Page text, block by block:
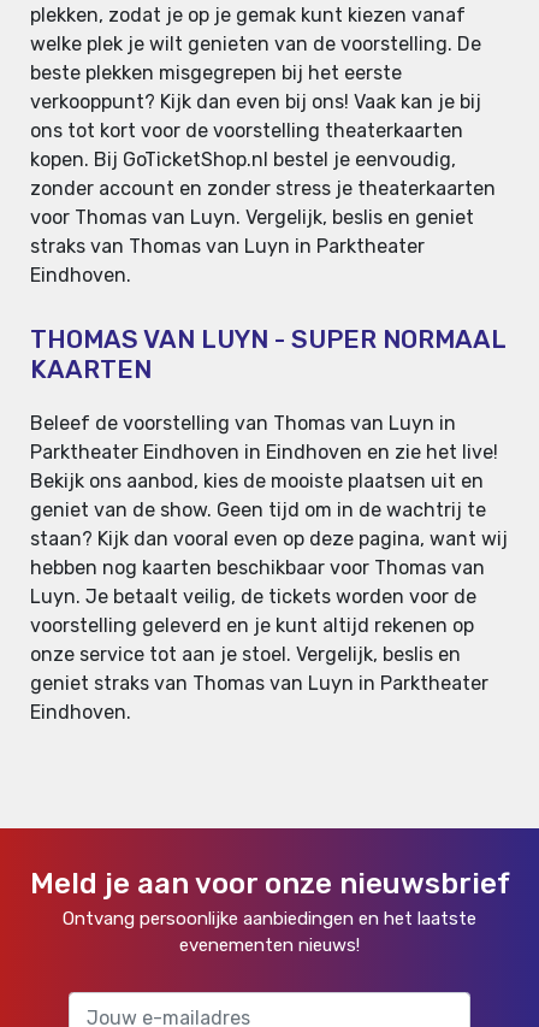
plekken, zodat je op je gemak kunt kiezen vanaf
welke plek je wilt genieten van de voorstelling. De
beste plekken misgegrepen bij het eerste
verkooppunt? Kijk dan even bij ons! Vaak kan je bij
ons tot kort voor de voorstelling theaterkaarten
kopen. Bij GoTicketShop.nl bestel je eenvoudig,
zonder account en zonder stress je theaterkaarten
voor Thomas van Luyn. Vergelijk, beslis en geniet
straks van Thomas van Luyn in Parktheater
Eindhoven.
THOMAS VAN LUYN - SUPER NORMAAL
KAARTEN
Beleef de voorstelling van Thomas van Luyn in
Parktheater Eindhoven in Eindhoven en zie het live!
Bekijk ons aanbod, kies de mooiste plaatsen uit en
geniet van de show. Geen tijd om in de wachtrij te
staan? Kijk dan vooral even op deze pagina, want wij
hebben nog kaarten beschikbaar voor Thomas van
Luyn. Je betaalt veilig, de tickets worden voor de
voorstelling geleverd en je kunt altijd rekenen op
onze service tot aan je stoel. Vergelijk, beslis en
geniet straks van Thomas van Luyn in Parktheater
Eindhoven.
Meld je aan voor onze nieuwsbrief
Ontvang persoonlijke aanbiedingen en het laatste
evenementen nieuws!